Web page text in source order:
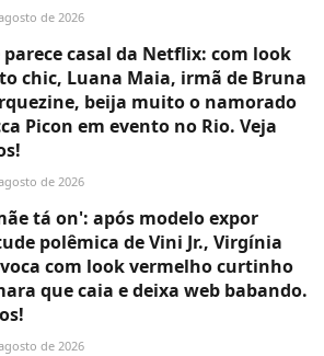
de 2026
parece casal da Netflix: com look
chic, Luana Maia, irmã de Bruna
beija muito o namorado
Picon em evento no Rio. Veja
de 2026
tá on': após modelo expor
polêmica de Vini Jr., Virgínia
com look vermelho curtinho
que caia e deixa web babando.
de 2026